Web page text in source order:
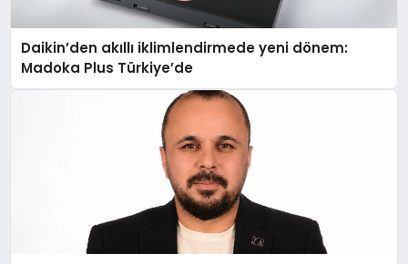
Daikin’den akıllı iklimlendirmede yeni dönem:
Madoka Plus Türkiye’de